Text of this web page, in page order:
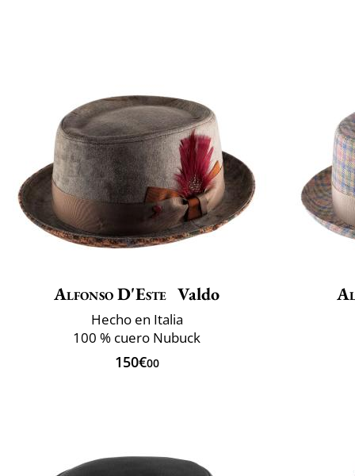
Alfonso D'Este Valdo
Hecho en Italia
100 % cuero Nubuck
150€00